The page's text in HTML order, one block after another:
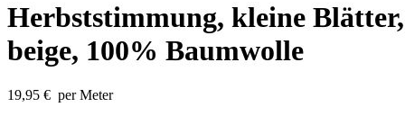
Herbststimmung, kleine Blätter,
beige, 100% Baumwolle
19,95 € per Meter